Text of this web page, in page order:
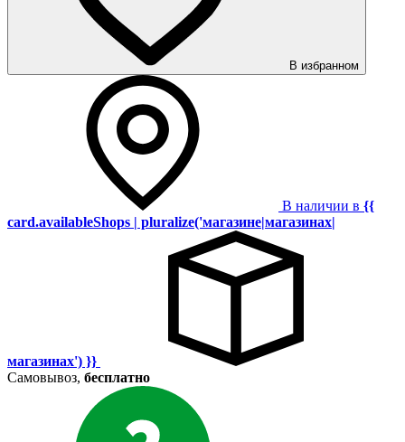
В избранном
В наличии в {{
card.availableShops | pluralize('магазине|магазинах|
магазинах') }}
Самовывоз, бесплатно